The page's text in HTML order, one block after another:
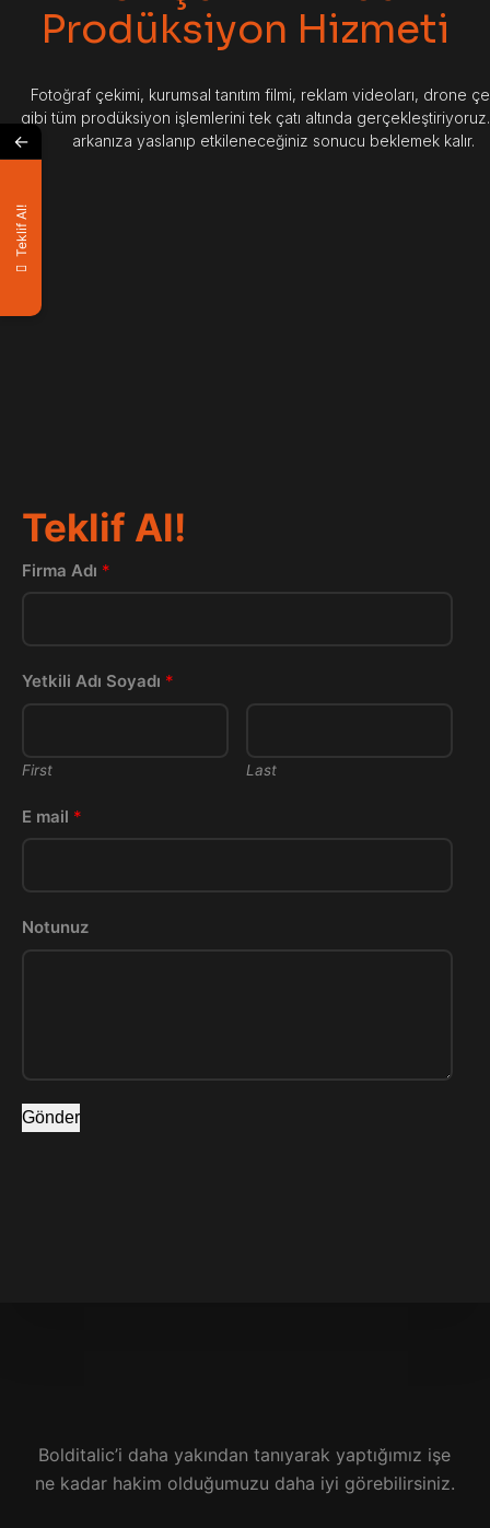
Prodüksiyon Hizmeti
Fotoğraf çekimi, kurumsal tanıtım filmi, reklam videoları, drone
gibi tüm prodüksiyon işlemlerini tek çatı altında
arkanıza yaslanıp etkileneceğiniz sonucu beklemek kalır.
Teklif Al!
Firma Adı *
Yetkili Adı Soyadı *
First Last
E mail *
Notunuz
Gönder
Bolditalic’i daha yakından tanıyarak yaptığımız işe
ne kadar hakim olduğumuzu daha iyi görebilirsiniz.
←
Teklif Al!